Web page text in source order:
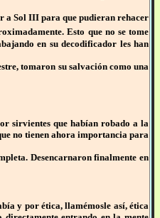
a Sol III para que pudieran rehacer
Esto que no se tome
en su decodificador les han
tomaron su salvación como una
sirvientes que habían robado a la
no tienen ahora importancia para
Desencarnaron finalmente en
y por ética, llamémosle así, ética